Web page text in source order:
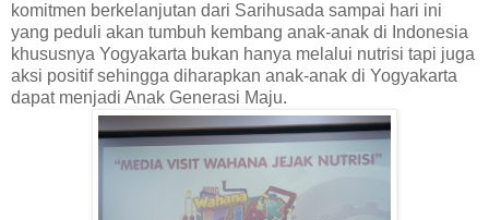
komitmen berkelanjutan dari Sarihusada sampai hari ini
yang peduli akan tumbuh kembang anak-anak di Indonesia
khususnya Yogyakarta bukan hanya melalui nutrisi tapi juga
aksi positif sehingga diharapkan anak-anak di Yogyakarta
dapat menjadi Anak Generasi Maju.